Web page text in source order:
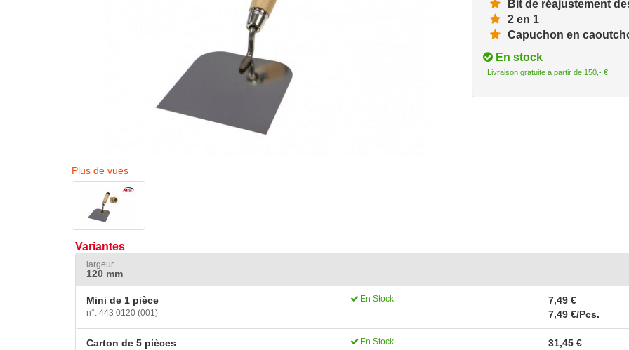
Bit de réajustement
2 en 1
Capuchon en
En stock
Livraison gratuite à partir de 150,- €
Plus de vues
Variantes
largeur
120 mm
Mini de 1 pièce
n°: 443 0120 (001)
En Stock
7,49 €
7,49 €/Pcs.
Carton de 5 pièces En Stock
31,45 €